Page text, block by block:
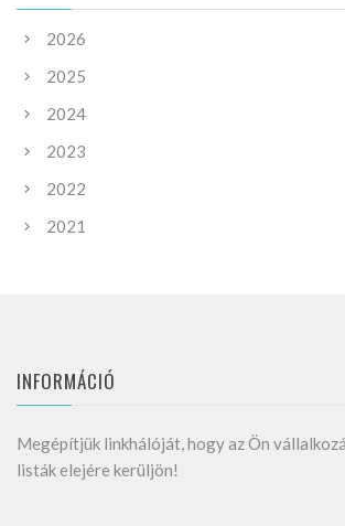
2026
2025
2024
2023
2022
2021
INFORMÁCIÓ
Megépítjük linkhálóját, hogy az Ön
listák elejére kerüljön!